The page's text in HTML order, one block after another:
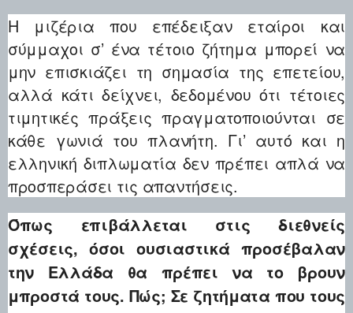
Η μιζέρια που επέδειξαν εταίροι και
σύμμαχοι σ’ ένα τέτοιο ζήτημα μπορεί να
μην επισκιάζει τη σημασία της επετείου,
αλλά κάτι δείχνει, δεδομένου ότι τέτοιες
τιμητικές πράξεις πραγματοποιούνται σε
κάθε γωνιά του πλανήτη. Γι’ αυτό και η
ελληνική διπλωματία δεν πρέπει απλά να
προσπεράσει τις απαντήσεις.
Όπως επιβάλλεται στις διεθνείς
σχέσεις, όσοι ουσιαστικά προσέβαλαν
την Ελλάδα θα πρέπει να το βρουν
μπροστά τους. Πώς; Σε ζητήματα που τους